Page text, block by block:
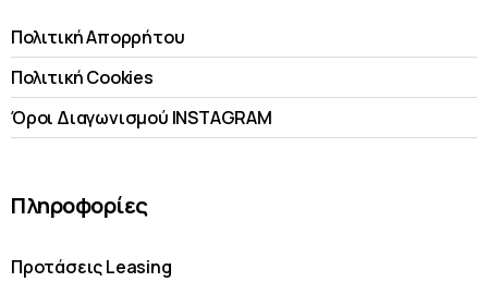
Πολιτική Απορρήτου
Πολιτική Cookies
Όροι Διαγωνισμού INSTAGRAM
Πληροφορίες
Προτάσεις Leasing